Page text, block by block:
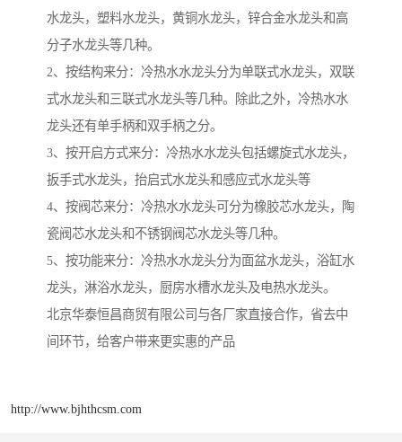
水龙头，塑料水龙头，黄铜水龙头，锌合金水龙头和高
分子水龙头等几种。
2、按结构来分：冷热水水龙头分为单联式水龙头，双联
式水龙头和三联式水龙头等几种。除此之外，冷热水水
龙头还有单手柄和双手柄之分。
3、按开启方式来分：冷热水水龙头包括螺旋式水龙头，
扳手式水龙头，抬启式水龙头和感应式水龙头等
4、按阀芯来分：冷热水水龙头可分为橡胶芯水龙头，陶
瓷阀芯水龙头和不锈钢阀芯水龙头等几种。
5、按功能来分：冷热水水龙头分为面盆水龙头，浴缸水
龙头，淋浴水龙头，厨房水槽水龙头及电热水龙头。
北京华泰恒昌商贸有限公司与各厂家直接合作，省去中
间环节，给客户带来更实惠的产品
http://www.bjhthcsm.com